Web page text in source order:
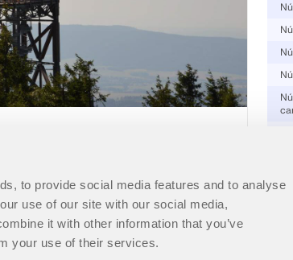
to provide social media features and to analyse
use of our site with our social media,
it with other information that you’ve
your use of their services.